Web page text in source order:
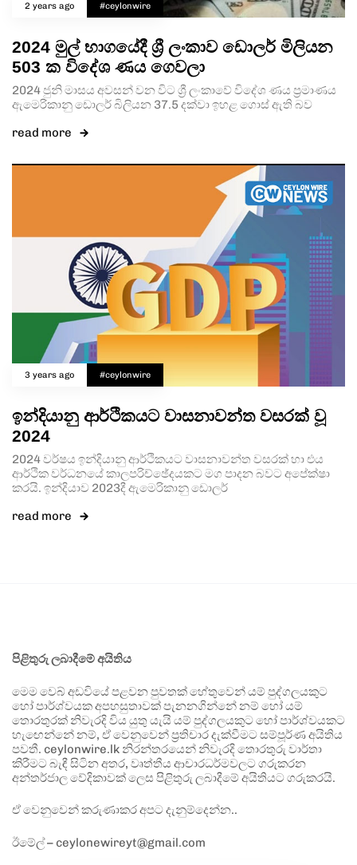
2 years ago #ceylonwire
2024 මුල් භාගයේදී ශ්‍රී ලංකාව ඩොලර් මිලියන
503 ක විදේශ ණය ගෙවලා
2024 ජුනි මාසය අවසන් වන විට ශ්‍රී ලංකාවේ විදේශ ණය ප්‍රමාණය
ඇමෙරිකානු ඩොලර් බිලියන 37.5 දක්වා ඉහළ ගොස් ඇති බව
read more
3 years ago #ceylonwire
ඉන්දියානු ආර්ථිකයට වාසනාවන්ත වසරක් වූ
2024
2024 වර්ෂය ඉන්දියානු ආර්ථිකයට වාසනාවන්ත වසරක් හා එය
ආර්ථික වර්ධනයේ කාලපරිච්ඡේදයකට මග පාදන බවට අපේක්ෂා
කරයි. ඉන්දියාව 2023දී ඇමෙරිකානු ඩොලර්
read more
පිළිතුරු ලබාදීමේ අයිතිය
මෙම වෙබ් අඩවියේ පළවන පුවතක් හේතුවෙන් යම් පුද්ගලයකුට
හෝ පාර්ශ්වයක අපහසුතාවක් පැනනගින්නේ නම් හෝ යම්
තොරතුරක් නිවැරදි විය යුතු යැයි යම් පුද්ගලයකුට හෝ පාර්ශ්වයකට
හැඟෙන්නේ නම්, ඒ වෙනුවෙන් ප්‍රතිචාර දැක්වීමට සම්පූර්ණ අයිතිය
පවතී. ceylonwire.lk නිරන්තරයෙන් නිවැරදි තොරතුරු වාර්තා
කිරීමට බැඳී සිටින අතර, වෘත්තීය ආචාරධර්මවලට ගරුකරන
අන්තර්ජාල වේදිකාවක් ලෙස පිළිතුරු ලබාදීමේ අයිතියට ගරුකරයි.
ඒ වෙනුවෙන් කරුණාකර අපට දැනුම්දෙන්න..
ඊමේල් – ceylonewireyt@gmail.com